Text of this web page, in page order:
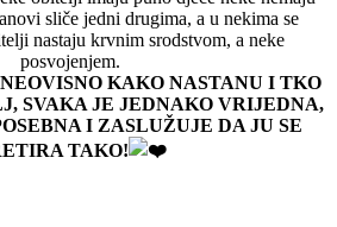
sliče jedni drugima, a u nekima se
nastaju krvnim srodstvom, a neke
posvojenjem.
NEOVISNO KAKO NASTANU I TKO
SVAKA JE JEDNAKO VRIJEDNA,
I ZASLUŽUJE DA JU SE
TAKO!